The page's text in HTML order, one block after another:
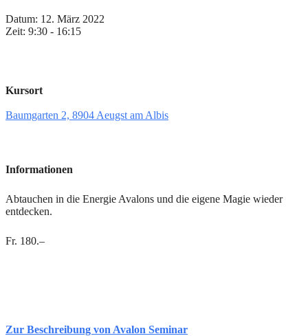
Datum: 12. März 2022
Zeit: 9:30 - 16:15
Kursort
Baumgarten 2, 8904 Aeugst am Albis
Informationen
Abtauchen in die Energie Avalons und die eigene Magie wieder
entdecken.
Fr. 180.–
Zur Beschreibung von Avalon Seminar